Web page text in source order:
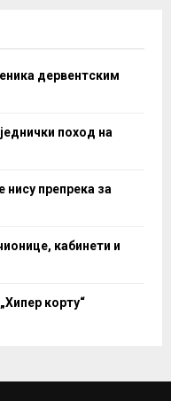
дервентским
поход на
нису препрека за
кабинети и
корту“